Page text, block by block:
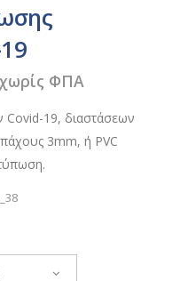
€
€
χωρίς ΦΠΑ
Covid-19, διαστάσεων
3mm, ή PVC